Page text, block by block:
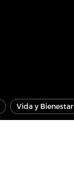
Vida y Bienestar